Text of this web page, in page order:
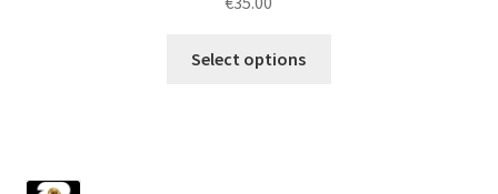
Select options